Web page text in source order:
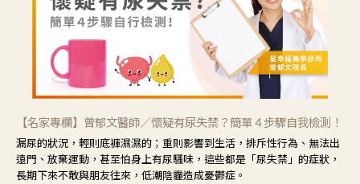
【名家專欄】曾郁文醫師／懷疑有尿失禁？簡單４步驟自我檢測！
漏尿的狀況，輕則底褲濕濕的；重則影響到生活，排斥性行為、無法出
遠門、放棄運動，甚至怕身上有尿騷味，這些都是「尿失禁」的症狀，
長期下來不敢與朋友往來，低潮陰霾造成憂鬱症。